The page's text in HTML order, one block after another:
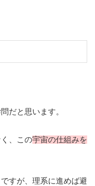
だと思います。
、この宇宙の仕組みを
すが、理系に進めば避